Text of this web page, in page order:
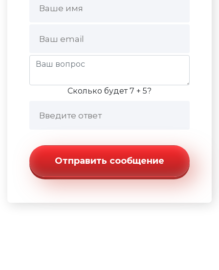
Сколько будет 7 + 5?
Отправить сообщение